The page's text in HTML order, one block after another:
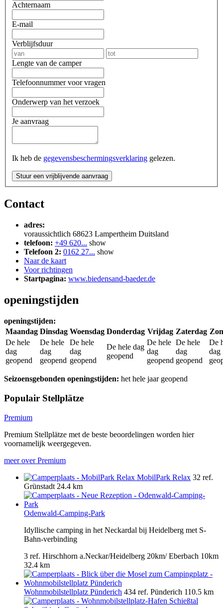
Achternaam
E-mail
Verblijfsduur
Lengte van de camper
Telefoonnummer voor vragen
Onderwerp van het verzoek
Je aanvraag
Ik heb de gegevensbeschermingsverklaring gelezen.
Stuur een vrijblijvende aanvraag
Contact
adres:
voraussichtlich 68623 Lampertheim Duitsland
telefoon: +49 620... show
Telefoon 2: 0162 27... show
Naar de kaart
Voor richtingen
Startpagina: www.biedensand-baeder.de
openingstijden
openingstijden:
Maandag Dinsdag Woensdag Donderdag Vrijdag Zaterdag
De hele
dag
geopend
De hele
dag
geopend
De hele
dag
geopend
De hele dag
geopend
De hele
dag
geopend
De hele
dag
geopend
De
dag
Seizoensgebonden openingstijden: het hele jaar geopend
Populair Stellplätze
Premium
Premium Stellplätze met de beste beoordelingen worden hier
voornamelijk weergegeven.
meer over Premium
MobilPark Relax 32 ref.
Grünstadt 24.4 km
Odenwald-Camping-Park
Idyllische camping in het Neckardal bij Heidelberg met S-
Bahn-verbinding
3 ref. Hirschhorn a.Neckar/Heidelberg 20km/ Eberbach 10km
32.4 km
Wohnmobilstellplatz Pünderich 434 ref. Pünderich 110.5 km